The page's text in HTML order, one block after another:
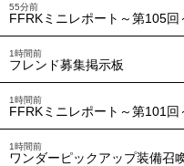
55分前
FFRKミニレポート～第105回
1時間前
フレンド募集掲示板
1時間前
FFRKミニレポート～第101回
1時間前
ワンダーピックアップ装備召